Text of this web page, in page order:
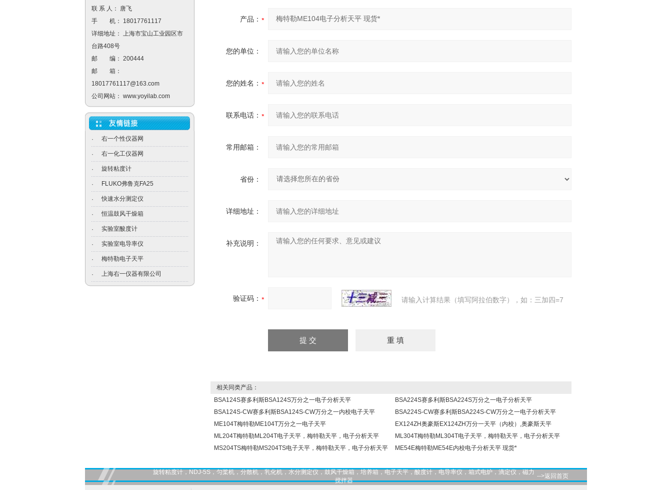
联 系 人： 唐飞
手 机： 18017761117
详细地址： 上海市宝山工业园区市
台路408号
邮 编： 200444
邮 箱：
18017761117@163.com
公司网站： www.yoyilab.com
· 右一个性仪器网
· 右一化工仪器网
· 旋转粘度计
· FLUKO弗鲁克FA25
· 快速水分测定仪
· 恒温鼓风干燥箱
· 实验室酸度计
· 实验室电导率仪
· 梅特勒电子天平
· 上海右一仪器有限公司
产品：
您的单位：
您的姓名：
联系电话：
常用邮箱：
省份：
详细地址：
补充说明：
验证码： 请输入计算结果（填写阿拉伯数字），如：三加四=7
相关同类产品：
BSA124S赛多利斯BSA124S万分之一电子分析天平
BSA224S赛多利斯BSA224S万分之一电子分析天平
BSA124S-CW赛多利斯BSA124S-CW万分之一内校电子天平
BSA224S-CW赛多利斯BSA224S-CW万分之一电子分析天平
ME104T梅特勒ME104T万分之一电子天平
EX124ZH奥豪斯EX124ZH万分一天平（内校）,奥豪斯天平
ML204T梅特勒ML204T电子天平，梅特勒天平，电子分析天平
ML304T梅特勒ML304T电子天平，梅特勒天平，电子分析天平
MS204TS梅特勒MS204TS电子天平，梅特勒天平，电子分析天平
ME54E梅特勒ME54E内校电子分析天平 现货*
旋转粘度计，NDJ-5S，匀桨机，分散机，乳化机，水分测定仪，鼓风干燥箱，培养箱，电子天平，酸度计，电导率仪，箱式电炉，滴定仪，磁力
搅拌器
-->返回首页